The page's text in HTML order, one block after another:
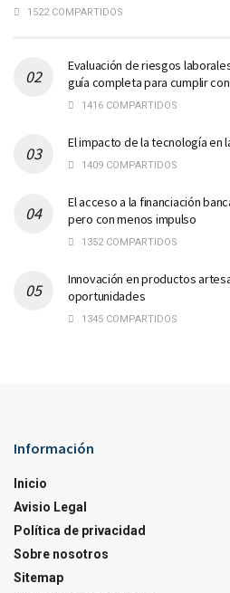
1522 COMPARTIDOS
Evaluación de riesgos
guía completa para cumplir
1416 COMPARTIDOS
El impacto de la tecnología en
1409 COMPARTIDOS
El acceso a la financiación
pero con menos impulso
1352 COMPARTIDOS
Innovación en productos
oportunidades
1345 COMPARTIDOS
Información
Inicio
Avisio Legal
Política de privacidad
Sobre nosotros
Sitemap